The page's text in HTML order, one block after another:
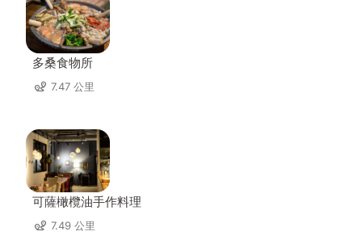
多桑食物所
7.47 公里
可薩橄欖油手作料理
7.49 公里